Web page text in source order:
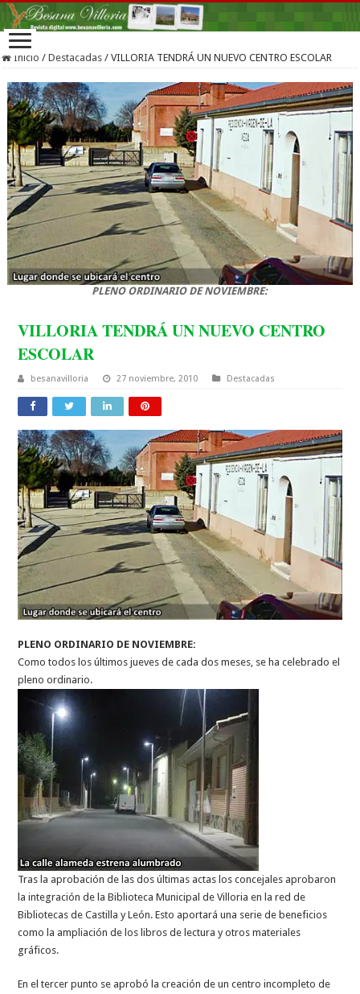
Inicio / Destacadas / VILLORIA TENDRÁ UN NUEVO CENTRO ESCOLAR
PLENO ORDINARIO DE NOVIEMBRE:
VILLORIA TENDRÁ UN NUEVO CENTRO
ESCOLAR
besanavilloria 27 noviembre, 2010 Destacadas
PLENO ORDINARIO DE NOVIEMBRE:
Como todos los últimos jueves de cada dos meses, se ha celebrado el
pleno ordinario.
Tras la aprobación de las dos últimas actas los concejales aprobaron
la integración de la Biblioteca Municipal de Villoria en la red de
Bibliotecas de Castilla y León. Esto aportará una serie de beneficios
como la ampliación de los libros de lectura y otros materiales
gráficos.
En el tercer punto se aprobó la creación de un centro incompleto de